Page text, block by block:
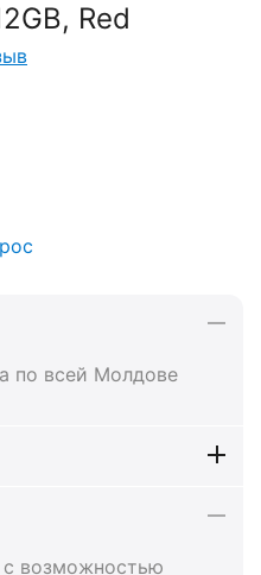
Red
по всей Молдове
возможностью